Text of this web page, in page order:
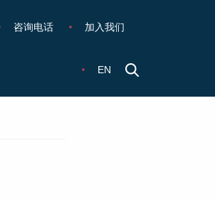
咨询电话 加入我们
EN